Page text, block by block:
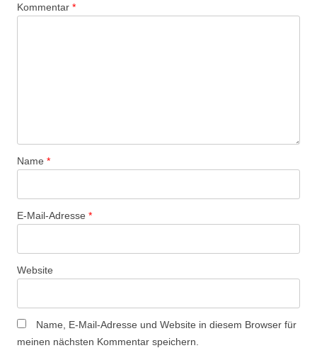
Kommentar *
Name *
E-Mail-Adresse *
Website
Name, E-Mail-Adresse und Website in diesem Browser für
meinen nächsten Kommentar speichern.